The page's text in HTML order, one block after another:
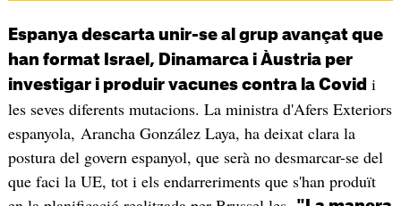
Espanya descarta unir-se al grup avançat que
han format Israel, Dinamarca i Àustria per
investigar i produir vacunes contra la Covid i
les seves diferents mutacions. La ministra d'Afers Exteriors
espanyola, Arancha González Laya, ha deixat clara la
postura del govern espanyol, que serà no desmarcar-se del
que faci la UE, tot i els endarreriments que s'han produït